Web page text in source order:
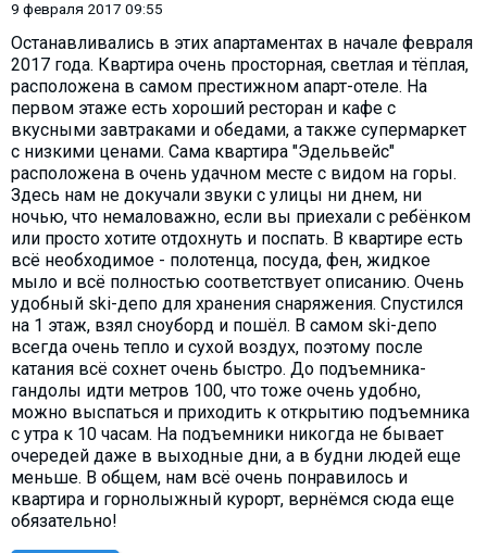
9 февраля 2017 09:55
Останавливались в этих апартаментах в начале февраля
2017 года. Квартира очень просторная, светлая и тёплая,
расположена в самом престижном апарт-отеле. На
первом этаже есть хороший ресторан и кафе с
вкусными завтраками и обедами, а также супермаркет
с низкими ценами. Сама квартира "Эдельвейс"
расположена в очень удачном месте с видом на горы.
Здесь нам не докучали звуки с улицы ни днем, ни
ночью, что немаловажно, если вы приехали с ребёнком
или просто хотите отдохнуть и поспать. В квартире есть
всё необходимое - полотенца, посуда, фен, жидкое
мыло и всё полностью соответствует описанию. Очень
удобный ski-депо для хранения снаряжения. Спустился
на 1 этаж, взял сноуборд и пошёл. В самом ski-депо
всегда очень тепло и сухой воздух, поэтому после
катания всё сохнет очень быстро. До подъемника-
гандолы идти метров 100, что тоже очень удобно,
можно выспаться и приходить к открытию подъемника
с утра к 10 часам. На подъемники никогда не бывает
очередей даже в выходные дни, а в будни людей еще
меньше. В общем, нам всё очень понравилось и
квартира и горнолыжный курорт, вернёмся сюда еще
обязательно!